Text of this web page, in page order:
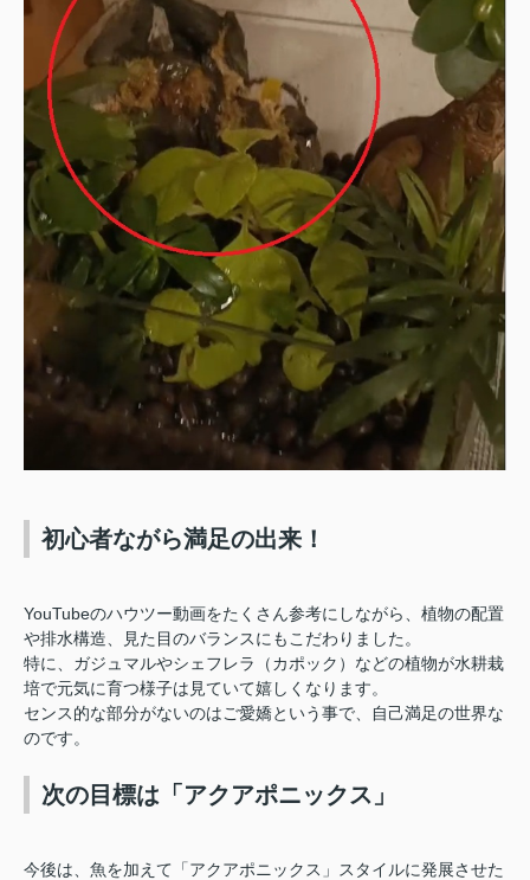
初心者ながら満足の出来！
YouTubeのハウツー動画をたくさん参考にしながら、植物の配置
や排水構造、見た目のバランスにもこだわりました。
特に、ガジュマルやシェフレラ（カポック）などの植物が水耕栽
培で元気に育つ様子は見ていて嬉しくなります。
センス的な部分がないのはご愛嬌という事で、自己満足の世界な
のです。
次の目標は「アクアポニックス」
今後は、魚を加えて「アクアポニックス」スタイルに発展させた